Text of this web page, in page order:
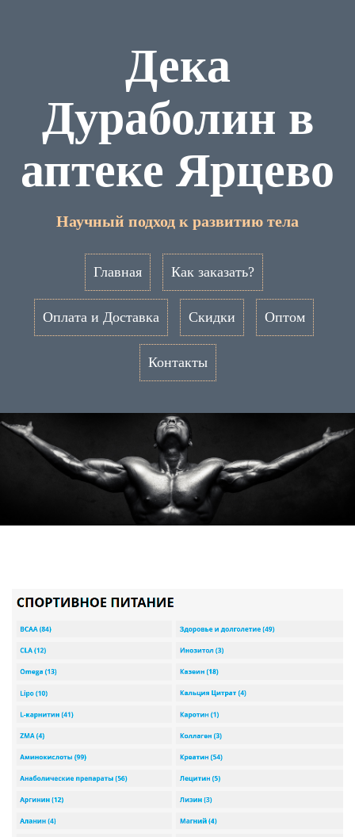
Дека
Дураболин в
аптеке Ярцево
Научный подход к развитию тела
Главная Как заказать?
Оплата и Доставка Скидки Оптом
Контакты